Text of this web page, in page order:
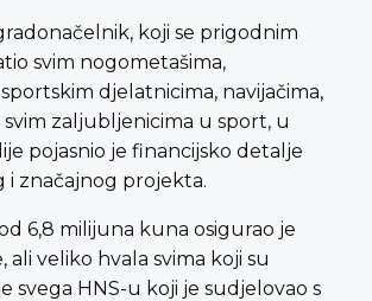
koji se prigodnim
svim nogometašima,
djelatnicima, navijačima,
svim zaljubljenicima u sport, u
pojasnio je financijsko detalje
i značajnog projekta.
6,8 milijuna kuna osigurao je
ali veliko hvala svima koji su
svega HNS-u koji je sudjelovao s